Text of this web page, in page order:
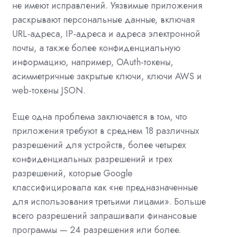
не имеют исправлений. Уязвимые приложения
раскрывают персональные данные, включая
URL-адреса, IP-адреса и адреса электронной
почты, а также более конфиденциальную
информацию, например, OAuth-токены,
асимметричные закрытые ключи, ключи AWS и
web-токены JSON.
Еще одна проблема заключается в том, что
приложения требуют в среднем 18 различных
разрешений для устройств, более четырех
конфиденциальных разрешений и трех
разрешений, которые Google
классифицировала как «не предназначенные
для использования третьими лицами». Больше
всего разрешений запрашивали финансовые
программы — 24 разрешения или более.